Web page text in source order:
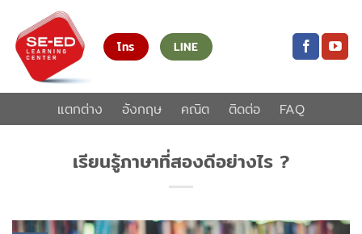
ยัง
เนื้อหา
โทร LINE
แตกต่าง อังกฤษ คณิต ติดต่อ FAQ
เรียนรู้ภาษาที่สองดีอย่างไร ?